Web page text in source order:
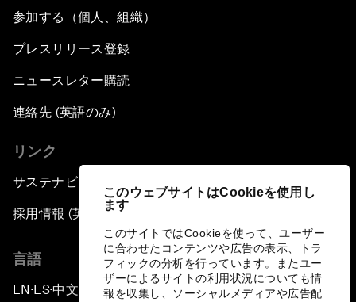
このウェブサイトはCookieを使用し
ます
このサイトではCookieを使って、ユーザー
に合わせたコンテンツや広告の表示、トラ
フィックの分析を行っています。またユー
ザーによるサイトの利用状況についても情
報を収集し、ソーシャルメディアや広告配
参加する（個人、組織）
プレスリリース登録
ニュースレター購読
連絡先 (英語のみ)
リンク
サステナビリティへの取り組み
採用情報 (英語のみ)
言語
EN ▪ES▪中文▪ 日本語